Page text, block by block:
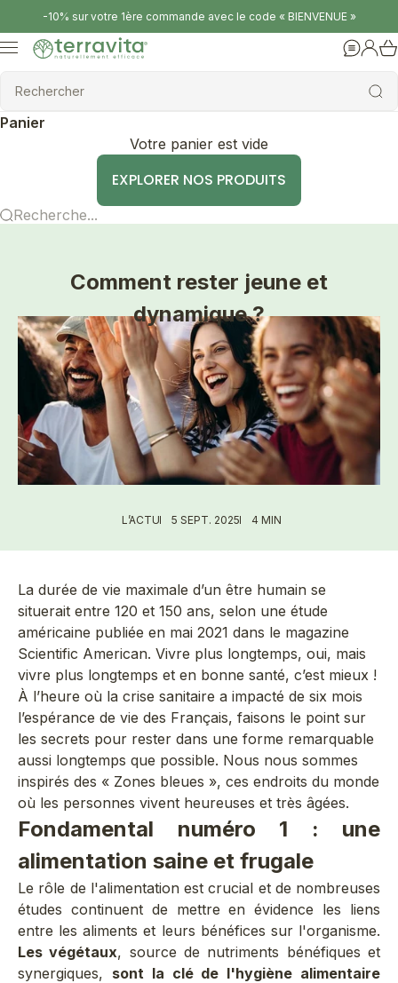
Passer au contenu
-10% sur votre 1ère commande avec le code « BIENVENUE »
Terravita
Rechercher
Rechercher
Menu Aide
Panier
Votre panier est vide
EXPLORER NOS PRODUITS
Recherche...
Comment rester jeune et
dynamique ?
L’ACTU 5 SEPT. 2025 4 MIN
La durée de vie maximale d’un être humain se
situerait entre 120 et 150 ans, selon une étude
américaine publiée en mai 2021 dans le magazine
Scientific American. Vivre plus longtemps, oui, mais
vivre plus longtemps et en bonne santé, c’est mieux !
À l’heure où la crise sanitaire a impacté de six mois
l’espérance de vie des Français, faisons le point sur
les secrets pour rester dans une forme remarquable
aussi longtemps que possible. Nous nous sommes
inspirés des « Zones bleues », ces endroits du monde
où les personnes vivent heureuses et très âgées.
Fondamental numéro 1 : une
alimentation saine et frugale
Le rôle de l'alimentation est crucial et de nombreuses
études continuent de mettre en évidence les liens
entre les aliments et leurs bénéfices sur l'organisme.
Les végétaux, source de nutriments bénéfiques et
synergiques, sont la clé de l'hygiène alimentaire